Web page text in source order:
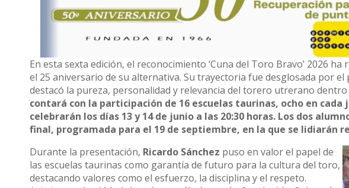
En esta sexta edición, el reconocimiento ‘Cuna del Toro Bravo’ 2026
el 25 aniversario de su alternativa. Su trayectoria fue desglosada por
destacó la pureza, personalidad y relevancia del torero utrerano
contará con la participación de 16 escuelas taurinas, ocho en
celebrarán los días 13 y 14 de junio a las 20:30 horas. Los dos
final, programada para el 19 de septiembre, en la que se lidiarán
Durante la presentación, Ricardo Sánchez puso en valor el papel de
las escuelas taurinas como garantía de futuro para la cultura del toro,
destacando valores como el esfuerzo, la disciplina y el respeto.